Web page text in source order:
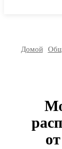
Домой